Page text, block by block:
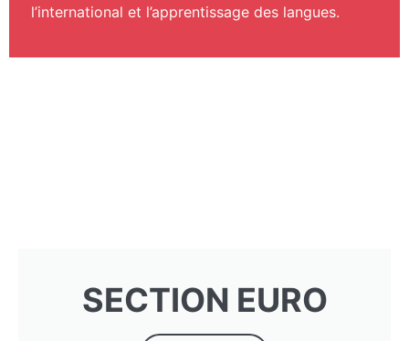
l’international et l’apprentissage des langues.
SECTION EURO